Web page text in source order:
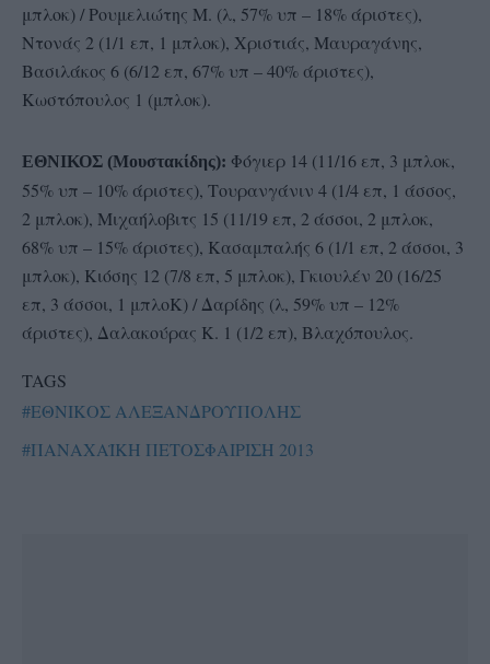
μπλοκ) / Ρουμελιώτης Μ. (λ, 57% υπ – 18% άριστες),
Ντονάς 2 (1/1 επ, 1 μπλοκ), Χριστιάς, Μαυραγάνης,
Βασιλάκος 6 (6/12 επ, 67% υπ – 40% άριστες),
Κωστόπουλος 1 (μπλοκ).
ΕΘΝΙΚΟΣ (Μουστακίδης): Φόγιερ 14 (11/16 επ, 3 μπλοκ,
55% υπ – 10% άριστες), Τουρανγάνιν 4 (1/4 επ, 1 άσσος,
2 μπλοκ), Μιχαήλοβιτς 15 (11/19 επ, 2 άσσοι, 2 μπλοκ,
68% υπ – 15% άριστες), Κασαμπαλής 6 (1/1 επ, 2 άσσοι, 3
μπλοκ), Κιόσης 12 (7/8 επ, 5 μπλοκ), Γκιουλέν 20 (16/25
επ, 3 άσσοι, 1 μπλοΚ) / Δαρίδης (λ, 59% υπ – 12%
άριστες), Δαλακούρας Κ. 1 (1/2 επ), Βλαχόπουλος.
TAGS
#ΕΘΝΙΚΟΣ ΑΛΕΞΑΝΔΡΟΥΠΟΛΗΣ
#ΠΑΝΑΧΑΪΚΗ ΠΕΤΟΣΦΑΙΡΙΣΗ 2013